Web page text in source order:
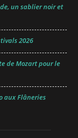
un sablier noir et
2026
de Mozart pour le
aux Flâneries